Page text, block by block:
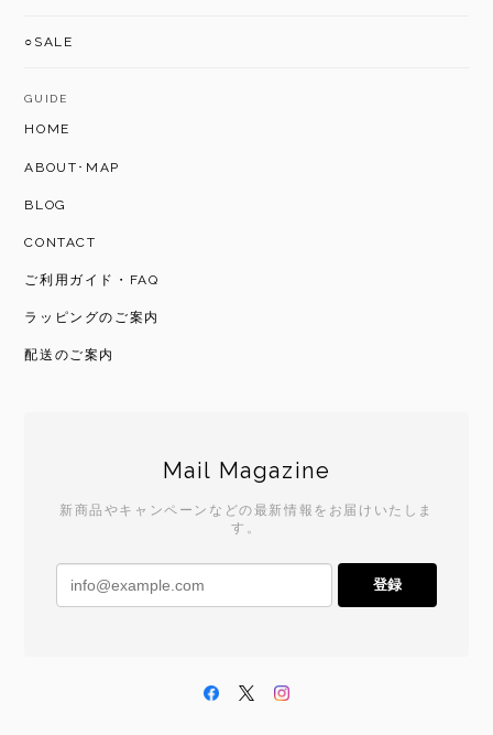
○SALE
GUIDE
HOME
ABOUT･MAP
BLOG
CONTACT
ご利用ガイド・FAQ
ラッピングのご案内
配送のご案内
Mail Magazine
新商品やキャンペーンなどの最新情報をお届けいたしま
す。
登録